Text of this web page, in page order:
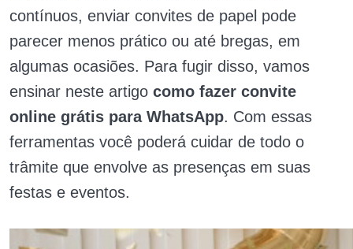
contínuos, enviar convites de papel pode
parecer menos prático ou até bregas, em
algumas ocasiões. Para fugir disso, vamos
ensinar neste artigo como fazer convite
online grátis para WhatsApp. Com essas
ferramentas você poderá cuidar de todo o
trâmite que envolve as presenças em suas
festas e eventos.